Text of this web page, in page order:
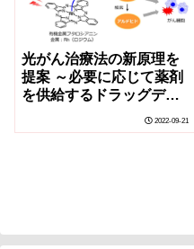
光がん治療法の新原理を
提案 ～必要に応じて薬剤
を供給するドラッグデリ
に期待～
2022-09-21